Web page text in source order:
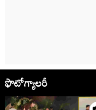
ఫొటోగ్యాలరీ